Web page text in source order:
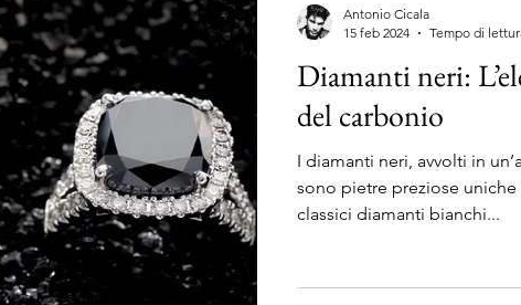
Diamanti neri:
del carbonio
I diamanti neri, avvolti in
sono pietre preziose
classici diamanti bianchi...
Antonio Cicala
15 feb 2024
Tempo di